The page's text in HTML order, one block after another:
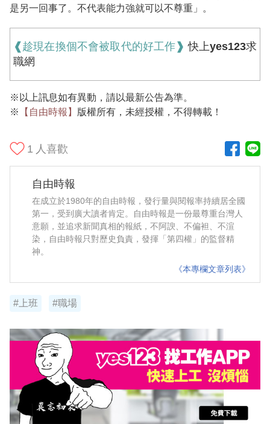
是另一回事了。不代表能力強就可以不尊重」。
❰趁現在換個不會被取代的好工作❱ 快上yes123求
職網
※以上訊息如有異動，請以最新公告為準。
※
【自由時報】 版權所有，未經授權，不得轉載！
1 人喜歡
自由時報
在成立於1980年的自由時報，發行量與閱報率持續居全國
第一，受到廣大讀者肯定。自由時報是一份最尊重台灣人
意願，並追求新聞真相的報紙，不阿諛、不偏袒、不渲
染，自由時報只對歷史負責，發揮「第四權」的監督精
神。
《本專欄文章列表》
#上班 #職場